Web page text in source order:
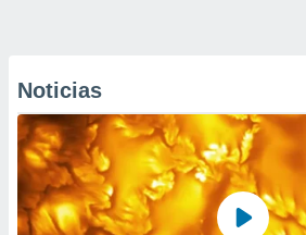
Noticias